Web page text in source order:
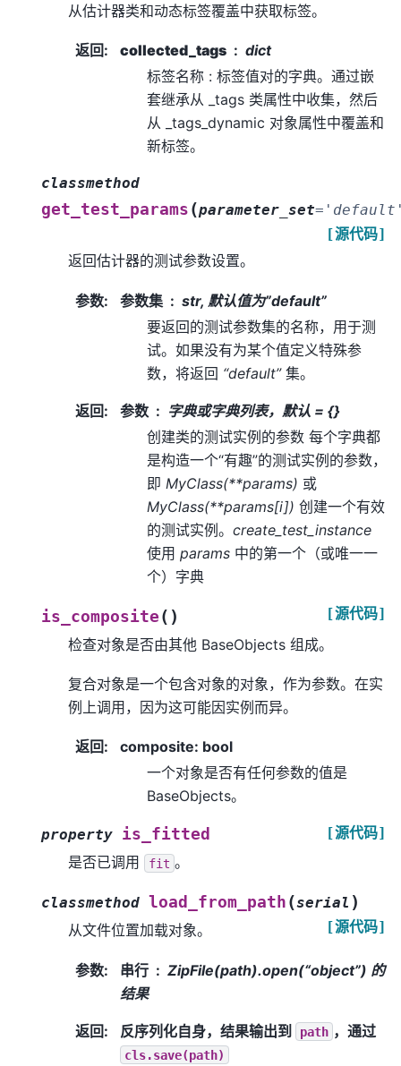
从估计器类和动态标签覆盖中获取标签。
返回: collected_tags
dict
标签名称 : 标签值对的字典。通过嵌
套继承从 _tags 类属性中收集，然后
从 _tags_dynamic 对象属性中覆盖和
新标签。
classmethod
get_test_params (parameter_set=
[源代码]
返回估计器的测试参数设置。
参数: 参数集
str, 默认值为”default”
要返回的测试参数集的名称，用于测
试。如果没有为某个值定义特殊参
数，将返回 “default”集。
返回: 参数
字典或字典列表，默认 = {}
创建类的测试实例的参数 每个字典都
是构造一个“有趣”的测试实例的参数，
即 MyClass(**params) 或
MyClass(**params[i]) 创建一个有效
的测试实例。 create_test_instance
使用 params 中的第一个（或唯一一
个）字典
is_composite ( ) [源代码]
检查对象是否由其他 BaseObjects 组成。
复合对象是一个包含对象的对象，作为参数。在实
例上调用，因为这可能因实例而异。
返回:
composite: bool
一个对象是否有任何参数的值是
BaseObjects。
property is_fitted [源代码]
是否已调用 fit 。
classmethod load_from_path (serial )
[源代码]
从文件位置加载对象。
参数: 串行
ZipFile(path).open(“object”) 的
结果
返回: 反序列化自身，结果输出到 path ，通过
cls.save(path)